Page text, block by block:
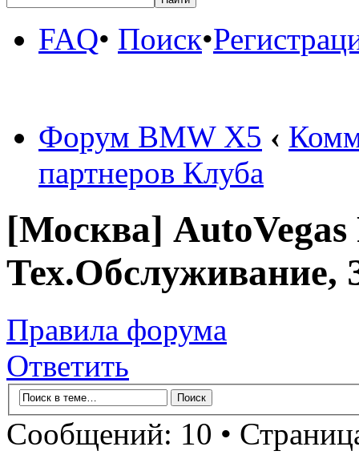
FAQ• Поиск•
Форум BMW X5 ‹
партнеров Клуба
[Москва]
Тех.Обслуживание,
Правила форума
Ответить
Сообщений: 10 •